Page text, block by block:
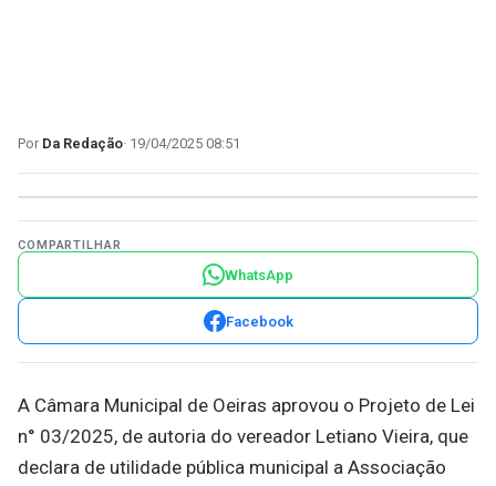
Da Redação 19/04/2025 08:51
COMPARTILHAR
WhatsApp
Facebook
A Câmara Municipal de Oeiras aprovou o Projeto de Lei
n° 03/2025, de autoria do vereador Letiano Vieira, que
declara de utilidade pública municipal a Associação